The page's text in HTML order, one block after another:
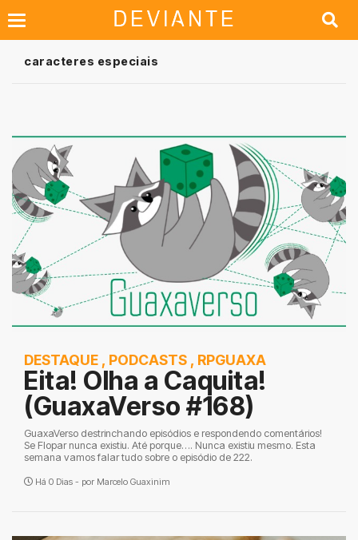
caracteres especiais
DESTAQUE , PODCASTS , RPGUAXA
Eita! Olha a Caquita!
(GuaxaVerso #168)
GuaxaVerso destrinchando episódios e respondendo comentários!
Se Flopar nunca existiu. Até porque…. Nunca existiu mesmo. Esta
semana vamos falar tudo sobre o episódio de 222.
Há 0 Dias - por Marcelo Guaxinim